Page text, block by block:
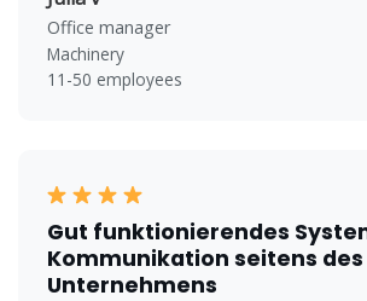
Office manager
Machinery
11-50 employees
Gut funktionierendes
Kommunikation seitens des
Unternehmens